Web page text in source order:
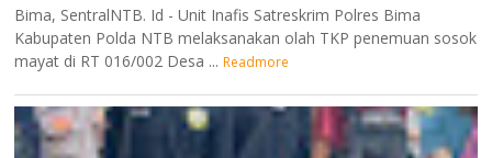
Bima, SentralNTB. Id - Unit Inafis Satreskrim Polres Bima
Kabupaten Polda NTB melaksanakan olah TKP penemuan sosok
mayat di RT 016/002 Desa ... Readmore